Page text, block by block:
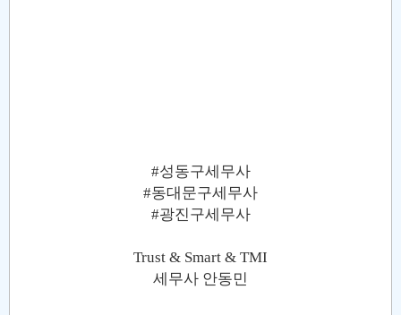
#성동구세무사
#동대문구세무사
#광진구세무사
Trust & Smart & TMI
세무사 안동민